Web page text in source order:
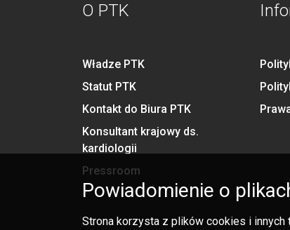
O PTK
Władze PTK
Statut PTK
Kontakt do Biura PTK
Konsultant krajowy ds.
kardiologii
Pressroom
Powiadomienie o
Strona korzysta z plików cookies i innych